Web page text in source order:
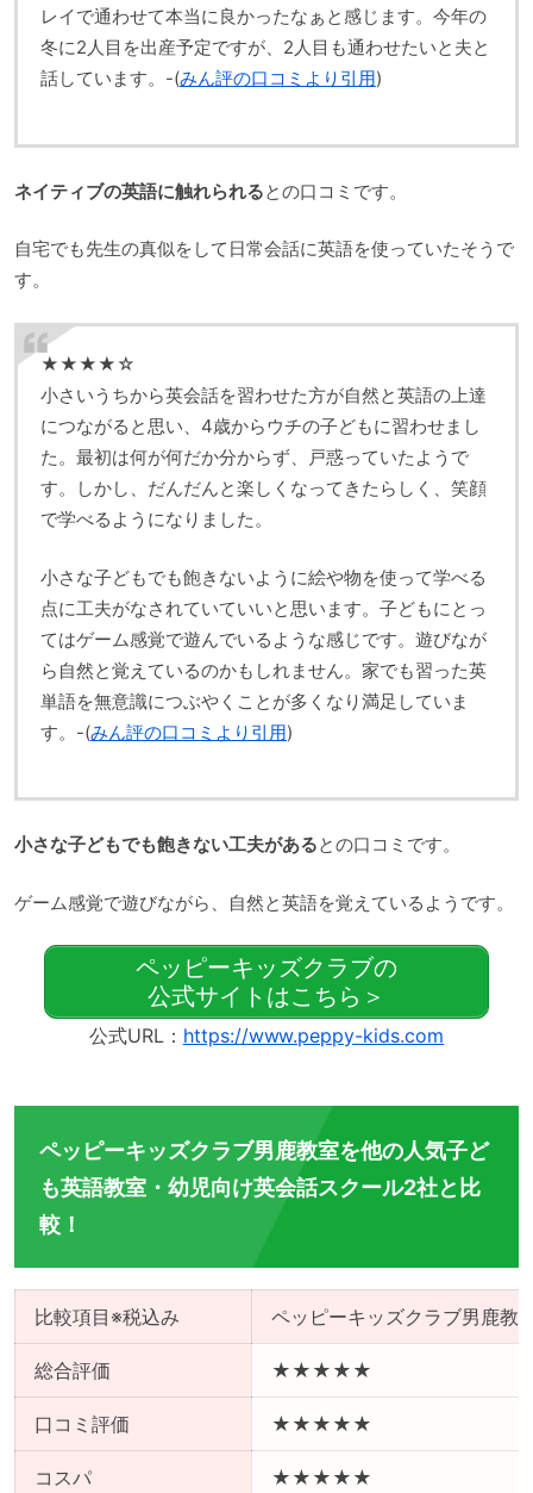
レイで通わせて本当に良かったなぁと感じます。今年の
冬に2人目を出産予定ですが、2人目も通わせたいと夫と
話しています。-(みん評の口コミより引用)
ネイティブの英語に触れられるとの口コミです。
自宅でも先生の真似をして日常会話に英語を使っていたそうで
す。
★★★★☆
小さいうちから英会話を習わせた方が自然と英語の上達
につながると思い、4歳からウチの子どもに習わせまし
た。最初は何が何だか分からず、戸惑っていたようで
す。しかし、だんだんと楽しくなってきたらしく、笑顔
で学べるようになりました。
小さな子どもでも飽きないように絵や物を使って学べる
点に工夫がなされていていいと思います。子どもにとっ
てはゲーム感覚で遊んでいるような感じです。遊びなが
ら自然と覚えているのかもしれません。家でも習った英
単語を無意識につぶやくことが多くなり満足していま
す。-(みん評の口コミより引用)
小さな子どもでも飽きない工夫があるとの口コミです。
ゲーム感覚で遊びながら、自然と英語を覚えているようです。
ペッピーキッズクラブの
公式サイトはこちら＞
公式URL： https://www.peppy-kids.com
ペッピーキッズクラブ男鹿教室を他の人気子ど
も英語教室・幼児向け英会話スクール2社と比
較！
比較項目※税込み ペッピーキッズクラブ男鹿教
総合評価 ★★★★★
口コミ評価 ★★★★★
コスパ ★★★★★